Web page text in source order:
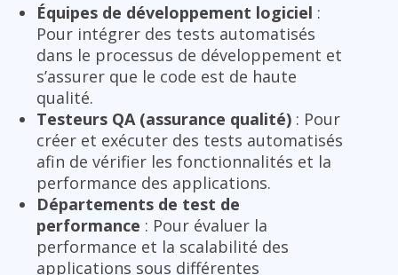
Équipes de développement logiciel :
Pour intégrer des tests automatisés
dans le processus de développement et
s’assurer que le code est de haute
qualité.
Testeurs QA (assurance qualité) : Pour
créer et exécuter des tests automatisés
afin de vérifier les fonctionnalités et la
performance des applications.
Départements de test de
performance : Pour évaluer la
performance et la scalabilité des
applications sous différentes